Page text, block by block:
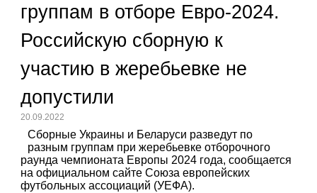
группам в отборе Евро-2024.
Российскую сборную к
участию в жеребьевке не
допустили
20.09.2022
Сборные Украины и Беларуси разведут по
разным группам при жеребьевке отборочного
раунда чемпионата Европы 2024 года, сообщается
на официальном сайте Союза европейских
футбольных ассоциаций (УЕФА).